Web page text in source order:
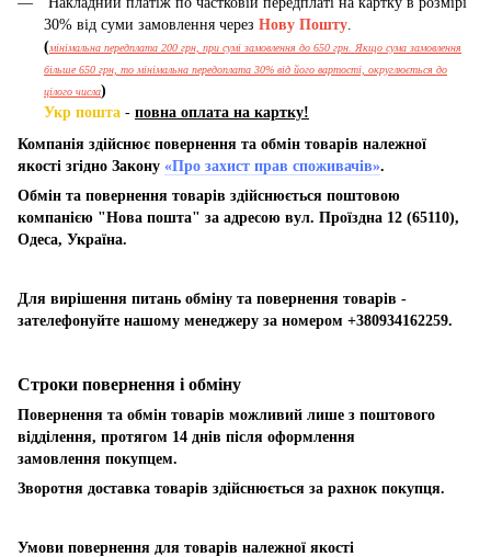
30% від суми замовлення через Нову Пошту.
(мінімальна передплата 200 грн, при сумі замовлення до 650 грн. Якщо сума замовлення
більше 650 грн, то мінімальна передоплата 30% від його вартості, округлюється до
цілого числа)
Укр пошта - повна оплата на картку!
Компанія здійснює повернення та обмін товарів належної
якості згідно Закону «Про захист прав споживачів».
Обмін та повернення товарів здійснюється поштовою
компанією "Нова пошта" за адресою вул. Проїздна 12 (65110),
Одеса, Україна.
Для вирішення питань обміну та повернення товарів -
зателефонуйте нашому менеджеру за номером +380934162259.
Строки повернення і обміну
Повернення та обмін товарів можливий лише з поштового
відділення, протягом 14 днів після оформлення
замовлення покупцем.
Зворотня доставка товарів здійснюється за рахнок покупця.
Умови повернення для товарів належної якості